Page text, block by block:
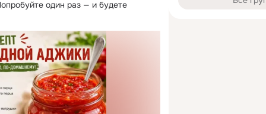
один раз — и будете
300 г
г (по вкусу)
— 1 пучок